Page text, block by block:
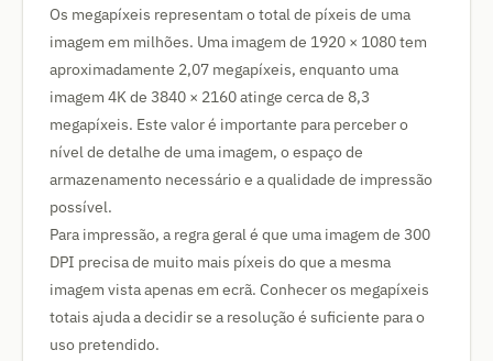
Os megapíxeis representam o total de píxeis de uma
imagem em milhões. Uma imagem de 1920 × 1080 tem
aproximadamente 2,07 megapíxeis, enquanto uma
imagem 4K de 3840 × 2160 atinge cerca de 8,3
megapíxeis. Este valor é importante para perceber o
nível de detalhe de uma imagem, o espaço de
armazenamento necessário e a qualidade de impressão
possível.
Para impressão, a regra geral é que uma imagem de 300
DPI precisa de muito mais píxeis do que a mesma
imagem vista apenas em ecrã. Conhecer os megapíxeis
totais ajuda a decidir se a resolução é suficiente para o
uso pretendido.